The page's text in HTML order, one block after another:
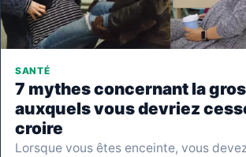
SANTÉ
7 mythes concernant la
auxquels vous devriez
croire
Lorsque vous êtes enceinte, vous